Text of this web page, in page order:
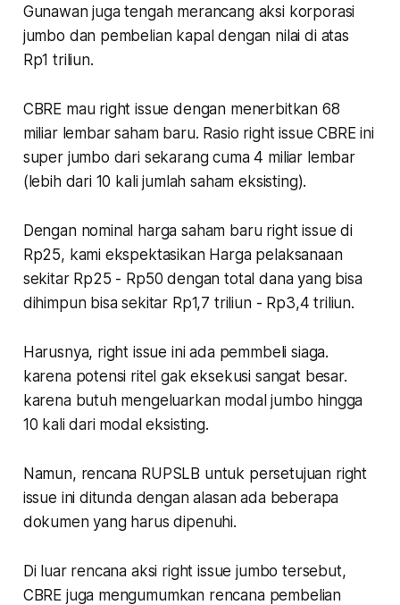
Gunawan juga tengah merancang aksi korporasi
jumbo dan pembelian kapal dengan nilai di atas
Rp1 triliun.
CBRE mau right issue dengan menerbitkan 68
miliar lembar saham baru. Rasio right issue CBRE ini
super jumbo dari sekarang cuma 4 miliar lembar
(lebih dari 10 kali jumlah saham eksisting).
Dengan nominal harga saham baru right issue di
Rp25, kami ekspektasikan Harga pelaksanaan
sekitar Rp25 - Rp50 dengan total dana yang bisa
dihimpun bisa sekitar Rp1,7 triliun - Rp3,4 triliun.
Harusnya, right issue ini ada pemmbeli siaga.
karena potensi ritel gak eksekusi sangat besar.
karena butuh mengeluarkan modal jumbo hingga
10 kali dari modal eksisting.
Namun, rencana RUPSLB untuk persetujuan right
issue ini ditunda dengan alasan ada beberapa
dokumen yang harus dipenuhi.
Di luar rencana aksi right issue jumbo tersebut,
CBRE juga mengumumkan rencana pembelian